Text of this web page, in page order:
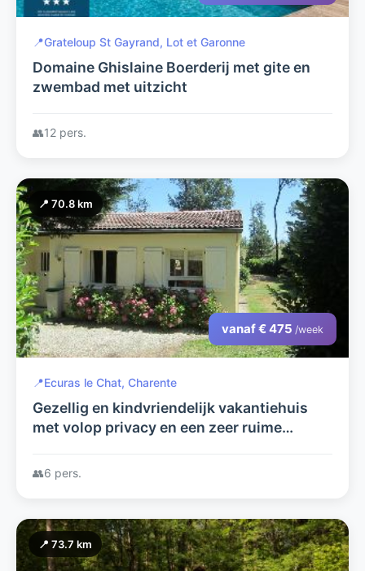
📍Grateloup St Gayrand, Lot et Garonne
Domaine Ghislaine Boerderij met gite en
zwembad met uitzicht
👥12 pers.
📍 70.8 km
vanaf € 475 /week
📍Ecuras le Chat, Charente
Gezellig en kindvriendelijk vakantiehuis
met volop privacy en een zeer ruime
Chat'.
👥6 pers.
📍 73.7 km